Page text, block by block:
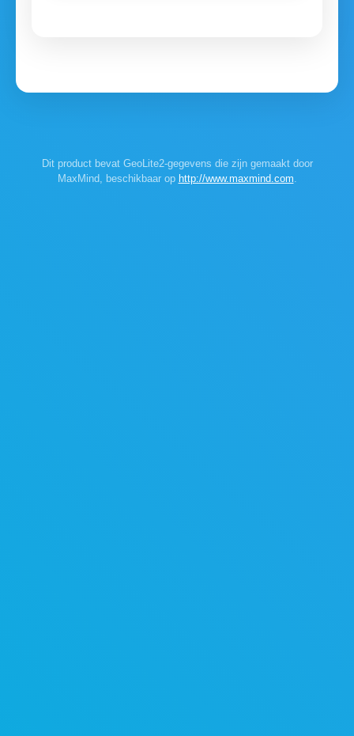
Dit product bevat GeoLite2-gegevens die zijn gemaakt door
MaxMind, beschikbaar op http://www.maxmind.com.